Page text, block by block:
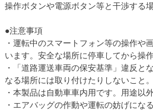
操作ボタンや電源ボタン等と干渉する
●注意事項
・運転中のスマートフォン等の操作や
います。安全な場所に停車してから操
・「道路運送車両の保安基準」違反と
なる場所には取り付けたりしないこと。
・本製品は自動車車内用です。用途以
・エアバッグの作動や運転の妨げにな